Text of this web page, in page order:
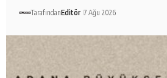
TarafındanEditör 7 Ağu 2026